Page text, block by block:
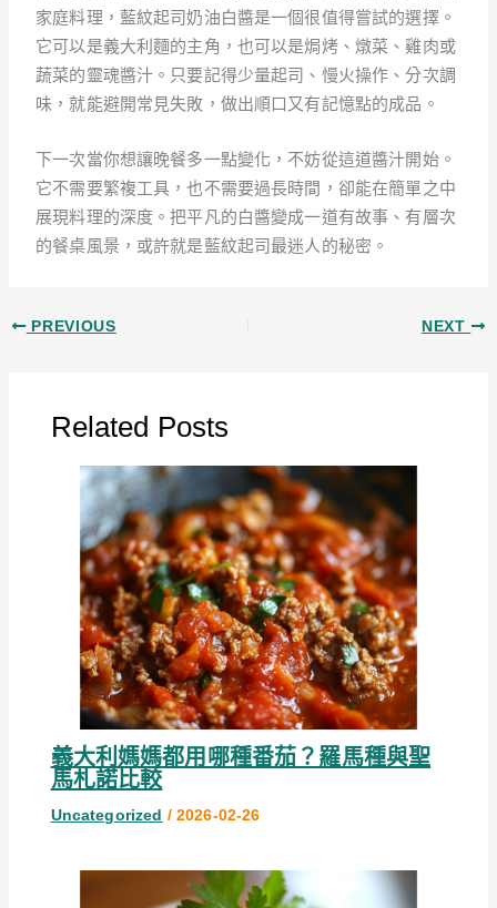
家庭料理，藍紋起司奶油白醬是一個很值得嘗試的選擇。
它可以是義大利麵的主角，也可以是焗烤、燉菜、雞肉或
蔬菜的靈魂醬汁。只要記得少量起司、慢火操作、分次調
味，就能避開常見失敗，做出順口又有記憶點的成品。
下一次當你想讓晚餐多一點變化，不妨從這道醬汁開始。
它不需要繁複工具，也不需要過長時間，卻能在簡單之中
展現料理的深度。把平凡的白醬變成一道有故事、有層次
的餐桌風景，或許就是藍紋起司最迷人的秘密。
PREVIOUS NEXT
Related Posts
義大利媽媽都用哪種番茄？羅馬種與聖
馬札諾比較
Uncategorized / 2026-02-26